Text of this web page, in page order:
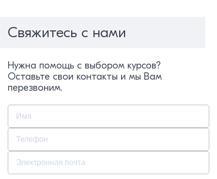
Свяжитесь с нами
Нужна помощь с выбором курсов?
Оставьте свои контакты и мы Вам
перезвоним.